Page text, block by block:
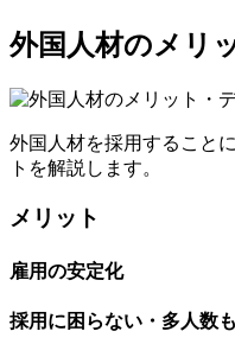
外国人材のメリ
外国人材を採用すること
トを解説します。
メリット
雇用の安定化
採用に困らない・多人数